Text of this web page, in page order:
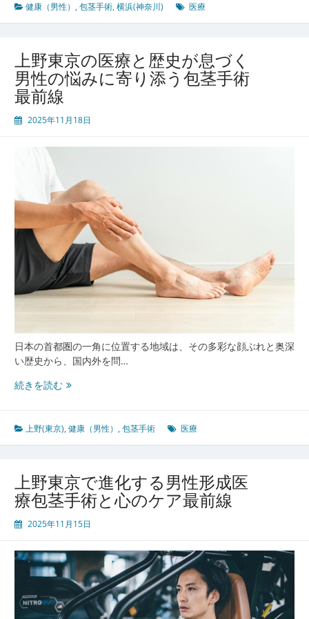
ト
都
市
が
支
る
横
神
の
男
性
療
と
包
茎
手
最
前
線
健康（男性） ,包茎手術,横浜(神奈川) 医療
上野東京の医療と歴史が息づく
男性の悩みに寄り添う包茎手術
最前線
2025年11月18日
日本の首都圏の一角に位置する地域は、その多彩な顔ぶれと奥深
い歴史から、国内外を問…
続きを読む上
京
の
療
と
歴
が
づ
く
男
性
上野(東京),健康（男性） ,包茎手術 医療
上野東京で進化する男性形成医
療包茎手術と心のケア最前線
2025年11月15日